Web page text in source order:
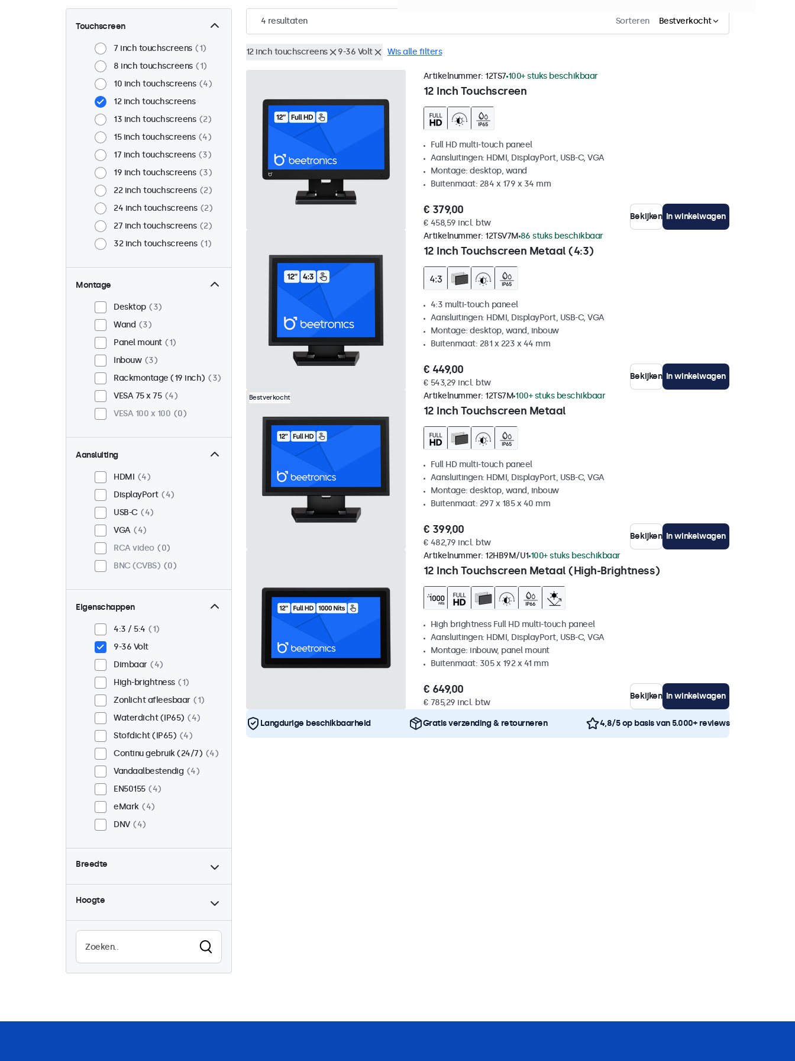
Touchscreen
7 inch touchscreens
1
8 inch touchscreens
1
10 inch touchscreens
4
12 inch touchscreens
13 inch touchscreens
2
15 inch touchscreens
4
17 inch touchscreens
3
19 inch touchscreens
3
22 inch touchscreens
2
24 inch touchscreens
2
27 inch touchscreens
2
32 inch touchscreens
1
Montage
Desktop
3
Wand
3
Panel mount
1
Inbouw
3
Rackmontage (19 inch)
3
VESA 75 x 75
4
VESA 100 x 100
0
Aansluiting
HDMI
4
DisplayPort
4
USB-C
4
VGA
4
RCA video
0
BNC (CVBS)
0
Eigenschappen
4:3 / 5:4
1
9-36 Volt
Dimbaar
4
High-brightness
1
Zonlicht afleesbaar
1
Waterdicht (IP65)
4
Stofdicht (IP65)
4
Continu gebruik (24/7)
4
Vandaalbestendig
4
EN50155
4
eMark
4
DNV
4
Breedte
Hoogte
4 resultaten Sorteren Bestverkocht
12 inch touchscreens 9-36 Volt Wis alle filters
12 Inch Touchscreen
Artikelnummer: 12TS7 100+ stuks beschikbaar
Full HD multi-touch paneel
Aansluitingen: HDMI, DisplayPort, USB-C, VGA
Montage: desktop, wand
Buitenmaat: 284 x 179 x 34 mm
€ 379,00
€ 458,59 incl. btw
Bekijken In winkelwagen
12 Inch Touchscreen Metaal (4:3)
Artikelnummer: 12TSV7M 86 stuks beschikbaar
4:3 multi-touch paneel
Aansluitingen: HDMI, DisplayPort, USB-C, VGA
Montage: desktop, wand, inbouw
Buitenmaat: 281 x 223 x 44 mm
€ 449,00
€ 543,29 incl. btw
Bekijken In winkelwagen
Bestverkocht
12 Inch Touchscreen Metaal
Artikelnummer: 12TS7M 100+ stuks beschikbaar
Full HD multi-touch paneel
Aansluitingen: HDMI, DisplayPort, USB-C, VGA
Montage: desktop, wand, inbouw
Buitenmaat: 297 x 185 x 40 mm
€ 399,00
€ 482,79 incl. btw
Bekijken In winkelwagen
12 Inch Touchscreen Metaal (High-Brightness)
Artikelnummer: 12HB9M/U1 100+ stuks beschikbaar
High brightness Full HD multi-touch paneel
Aansluitingen: HDMI, DisplayPort, USB-C, VGA
Montage: inbouw, panel mount
Buitenmaat: 305 x 192 x 41 mm
€ 649,00
€ 785,29 incl. btw
Bekijken In winkelwagen
Langdurige beschikbaarheid Gratis verzending & retourneren 4,8/5 op basis van 5.000+ reviews